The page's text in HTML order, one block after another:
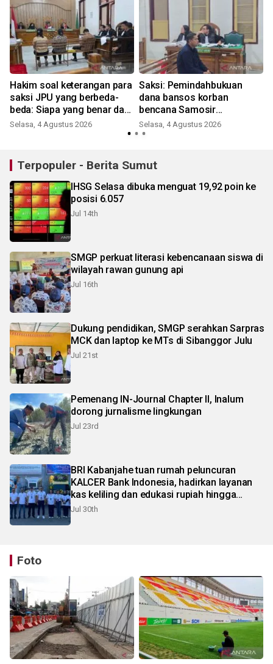
Hakim soal keterangan para
saksi JPU yang berbeda-
beda: Siapa yang benar dari
yang tidak benar ini?
Selasa, 4 Agustus 2026
Saksi: Pemindahbukuan
dana bansos korban
bencana Samosir
berdasarkan kesepakatan
rapat
Selasa, 4 Agustus 2026
Terpopuler - Berita Sumut
IHSG Selasa dibuka menguat 19,92 poin ke
posisi 6.057
Jul 14th
SMGP perkuat literasi kebencanaan siswa di
wilayah rawan gunung api
Jul 16th
Dukung pendidikan, SMGP serahkan Sarpras
MCK dan laptop ke MTs di Sibanggor Julu
Jul 21st
Pemenang IN-Journal Chapter II, Inalum
dorong jurnalisme lingkungan
Jul 23rd
BRI Kabanjahe tuan rumah peluncuran
KALCER Bank Indonesia, hadirkan layanan
kas keliling dan edukasi rupiah hingga
pelosok Karo
Jul 30th
Foto